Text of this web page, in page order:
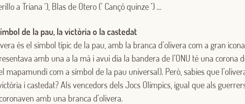
a Triana ‘), Blas de Otero (‘ Cançó quinze ‘) …
de la pau, la victòria o la castedat
és el símbol típic de la pau, amb la branca d’olivera com a gran
amb una a la mà i avui dia la bandera de l’ONU té una corona
mapamundi com a símbol de la pau universal). Però, sabies que
i castedat? Als vencedors dels Jocs Olímpics, igual que als
amb una branca d’olivera.